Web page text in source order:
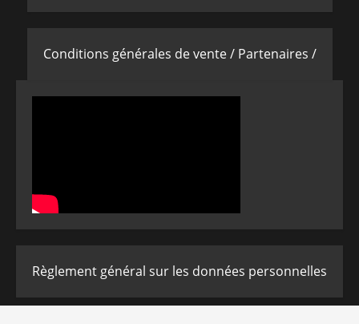
Conditions générales de vente / Partenaires /
Règlement général sur les données personnelles